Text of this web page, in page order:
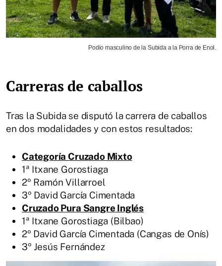
Podio masculino de la Subida a la Porra de Enol.
Carreras de caballos
Tras la Subida se disputó la carrera de caballos
en dos modalidades y con estos resultados:
Categoría Cruzado Mixto
1ª Itxane Gorostiaga
2º Ramón Villarroel
3º David García Cimentada
Cruzado Pura Sangre Inglés
1ª Itxane Gorostiaga (Bilbao)
2º David García Cimentada (Cangas de Onís)
3º Jesús Fernández